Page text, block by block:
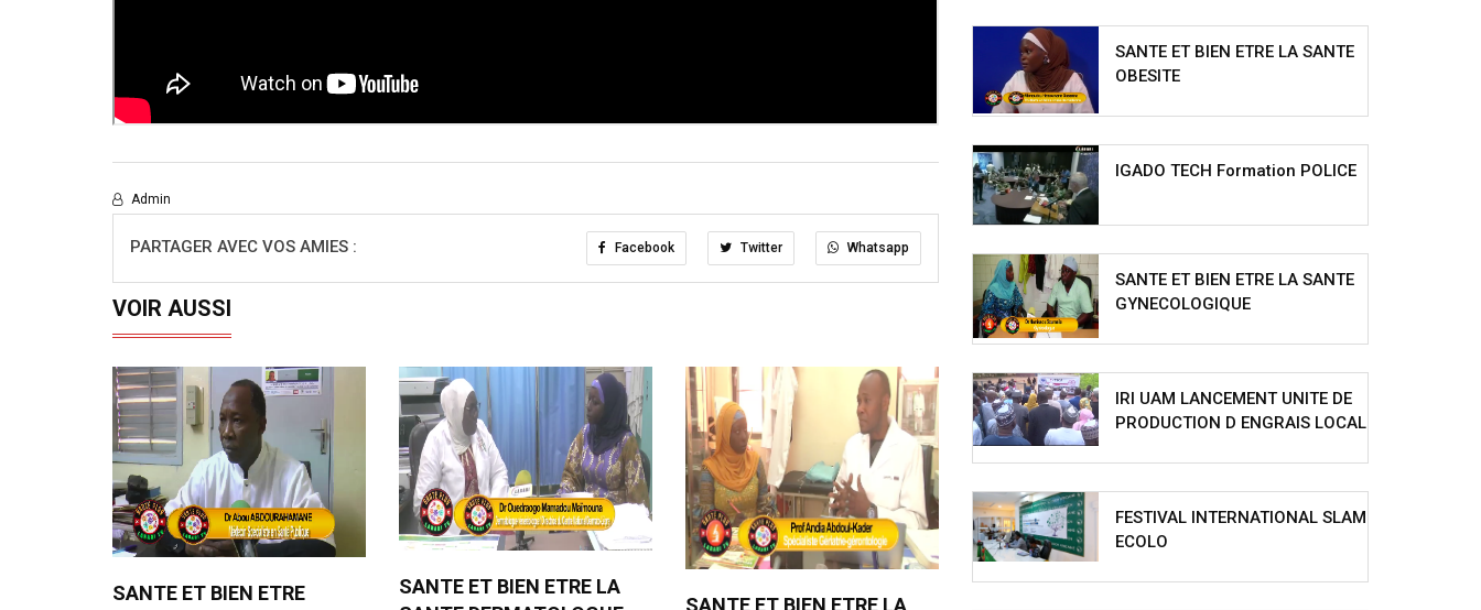
Admin
PARTAGER AVEC VOS AMIES : Facebook Twitter Whatsapp
VOIR AUSSI
SANTE ET BIEN ETRE
SANTE ET BIEN ETRE LA
SANTE ET BIEN ETRE LA
SANTE ET BIEN ETRE LA SANTE
OBESITE
IGADO TECH Formation POLICE
SANTE ET BIEN ETRE LA SANTE
GYNECOLOGIQUE
IRI UAM LANCEMENT UNITE DE
PRODUCTION D ENGRAIS LOCAL
FESTIVAL INTERNATIONAL SLAM
ECOLO